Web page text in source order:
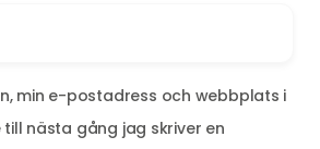
min e-postadress och webbplats i
nästa gång jag skriver en